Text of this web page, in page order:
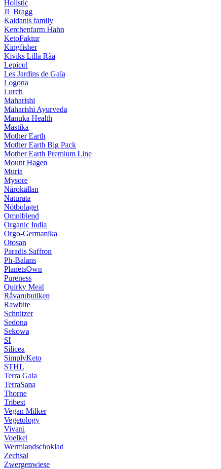
Holistic
JL Bragg
Kaldanis family
Kerchenfarm Hahn
KetoFaktur
Kingfisher
Kiviks Lilla Råa
Lepicol
Les Jardins de Gaïa
Logona
Lurch
Maharishi
Maharishi Ayurveda
Manuka Health
Mastika
Mother Earth
Mother Earth Big Pack
Mother Earth Premium Line
Mount Hagen
Muria
Mysore
Närokällan
Naturata
Nötbolaget
Omniblend
Organic India
Orgo-Germanika
Otosan
Paradis Saffron
Ph-Balans
PlanetsOwn
Pureness
Quirky Meal
Råvarubutiken
Rawbite
Schnitzer
Sedona
Sekowa
SI
Silicea
SimplyKeto
STHL
Terra Gaia
TerraSana
Thorne
Tribest
Vegan Milker
Vegetology
Vivani
Voelkel
Wermlandschoklad
Zechsal
Zwergenwiese